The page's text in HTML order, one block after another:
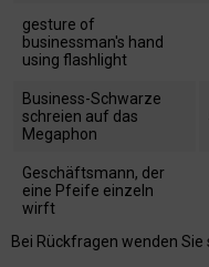
gesture of
businessman's hand
using flashlight
Business-Schwarze
schreien auf das
Megaphon
Geschäftsmann, der
eine Pfeife einzeln
wirft
Bei Rückfragen wenden Sie